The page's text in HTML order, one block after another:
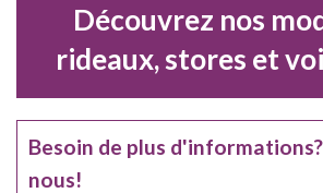
Découvrez nos
rideaux, stores et
Besoin de plus
nous!